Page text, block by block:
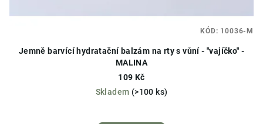
Jemně barvící hydratační balzám na rty s vůní - "vajíčko" -
MALINA
109 Kč
Skladem (>100 ks)
KÓD: 10036-M